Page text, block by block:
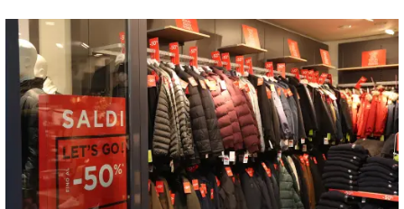
Še
Vreme
V Kioskih
Uredništvo
Oglasi